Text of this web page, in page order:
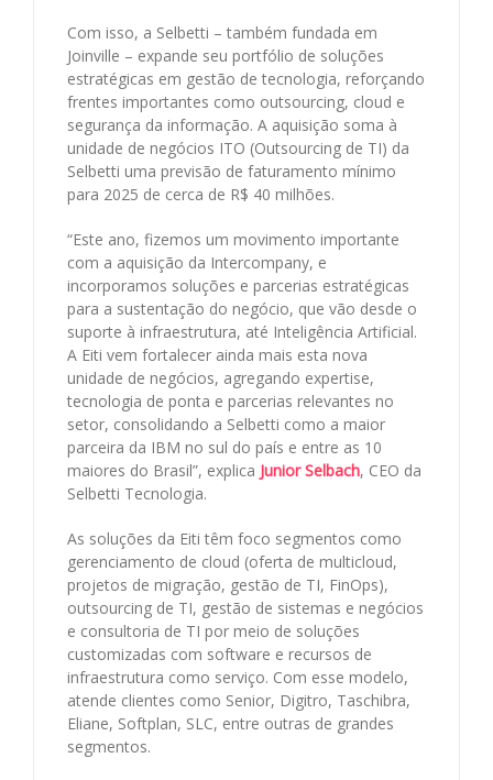
Com isso, a Selbetti – também fundada em
Joinville – expande seu portfólio de soluções
estratégicas em gestão de tecnologia, reforçando
frentes importantes como outsourcing, cloud e
segurança da informação. A aquisição soma à
unidade de negócios ITO (Outsourcing de TI) da
Selbetti uma previsão de faturamento mínimo
para 2025 de cerca de R$ 40 milhões.
“Este ano, fizemos um movimento importante
com a aquisição da Intercompany, e
incorporamos soluções e parcerias estratégicas
para a sustentação do negócio, que vão desde o
suporte à infraestrutura, até Inteligência Artificial.
A Eiti vem fortalecer ainda mais esta nova
unidade de negócios, agregando expertise,
tecnologia de ponta e parcerias relevantes no
setor, consolidando a Selbetti como a maior
parceira da IBM no sul do país e entre as 10
maiores do Brasil”, explica Junior Selbach, CEO da
Selbetti Tecnologia.
As soluções da Eiti têm foco segmentos como
gerenciamento de cloud (oferta de multicloud,
projetos de migração, gestão de TI, FinOps),
outsourcing de TI, gestão de sistemas e negócios
e consultoria de TI por meio de soluções
customizadas com software e recursos de
infraestrutura como serviço. Com esse modelo,
atende clientes como Senior, Digitro, Taschibra,
Eliane, Softplan, SLC, entre outras de grandes
segmentos.